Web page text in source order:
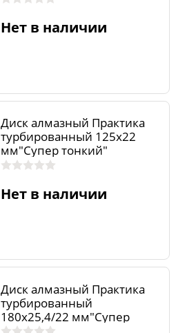
Нет в наличии
Диск алмазный Практика
турбированный 125х22
мм"Супер тонкий"
Нет в наличии
Диск алмазный Практика
турбированный
180х25,4/22 мм"Супер